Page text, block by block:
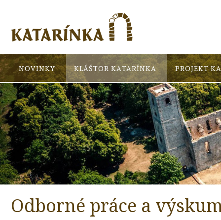
NOVINKY KLÁŠTOR KATARÍNKA PROJEKT
Odborné práce a